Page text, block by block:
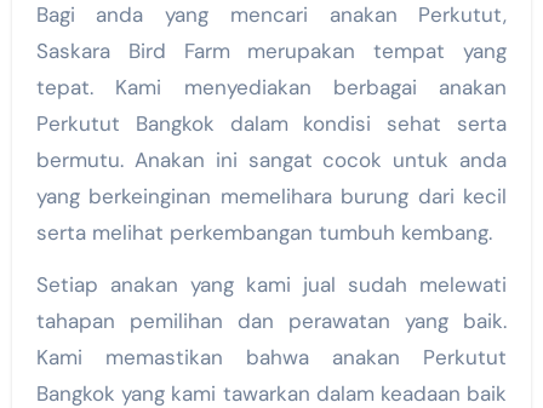
Bagi anda yang mencari anakan Perkutut,
Saskara Bird Farm merupakan tempat yang
tepat. Kami menyediakan berbagai anakan
Perkutut Bangkok dalam kondisi sehat serta
bermutu. Anakan ini sangat cocok untuk anda
yang berkeinginan memelihara burung dari kecil
serta melihat perkembangan tumbuh kembang.
Setiap anakan yang kami jual sudah melewati
tahapan pemilihan dan perawatan yang baik.
Kami memastikan bahwa anakan Perkutut
Bangkok yang kami tawarkan dalam keadaan baik